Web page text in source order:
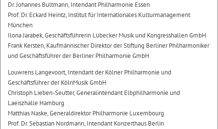
Dr. Johannes Bultmann, Intendant Philharmonie Essen
Prof. Dr. Eckard Heintz, Institut für Internationales Kulturmanagement
München
Ilona Jarabek, Geschäftsführerin Lübecker Musik und Kongresshallen GmbH
Frank Kersten, Kaufmännischer Direktor der Stiftung Berliner Philharmoniker
und Geschäftsführer der Berliner Philharmonie GmbH
Louwrens Langevoort, Intendant der Kölner Philharmonie und
Geschäftsführer der KölnMusik GmbH
Christoph Lieben-Seutter, Generalintendant Elbphilharmonie und
Laeiszhalle Hamburg
Matthias Naske, Generaldirektor Philharmonie Luxembourg
Prof. Dr. Sebastian Nordmann, Intendant Konzerthaus Berlin